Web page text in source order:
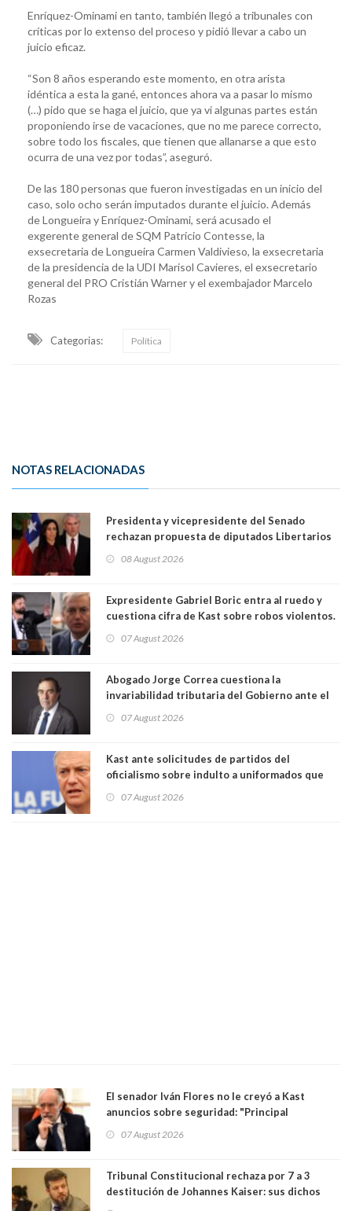
Enríquez-Ominami en tanto, también llegó a tribunales con
críticas por lo extenso del proceso y pidió llevar a cabo un
juicio eficaz.
“Son 8 años esperando este momento, en otra arista
idéntica a esta la gané, entonces ahora va a pasar lo mismo
(…) pido que se haga el juicio, que ya vi algunas partes están
proponiendo irse de vacaciones, que no me parece correcto,
sobre todo los fiscales, que tienen que allanarse a que esto
ocurra de una vez por todas”, aseguró.
De las 180 personas que fueron investigadas en un inicio del
caso, solo ocho serán imputados durante el juicio. Además
de Longueira y Enríquez-Ominami, será acusado el
exgerente general de SQM Patricio Contesse, la
exsecretaria de Longueira Carmen Valdivieso, la exsecretaria
de la presidencia de la UDI Marisol Cavieres, el exsecretario
general del PRO Cristián Warner y el exembajador Marcelo
Rozas
Categorias: Política
NOTAS RELACIONADAS
Presidenta y vicepresidente del Senado
rechazan propuesta de diputados Libertarios
"Constituye un camino equivocado"
08 August 2026
Expresidente Gabriel Boric entra al ruedo y
cuestiona cifra de Kast sobre robos violentos.
07 August 2026
Abogado Jorge Correa cuestiona la
invariabilidad tributaria del Gobierno ante el
democracia” y "defendemos la alternancia en el
07 August 2026
Kast ante solicitudes de partidos del
oficialismo sobre indulto a uniformados que
07 August 2026
El senador Iván Flores no le creyó a Kast
anuncios sobre seguridad: "Principal
perseguir ruta del dinero y levantar secreto
07 August 2026
Tribunal Constitucional rechaza por 7 a 3
destitución de Johannes Kaiser: sus dichos